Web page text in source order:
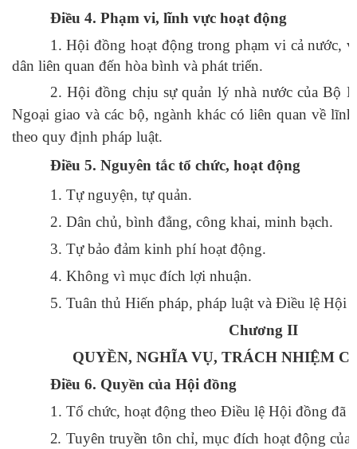
Điều 4. Phạm vi, lĩnh vực hoạt động
1. Hội đồng hoạt động trong phạm vi cả nước,
dân liên quan đến hòa bình và phát triển.
2. Hội đồng chịu sự quản lý nhà nước của Bộ
Ngoại giao và các bộ, ngành khác có liên quan về
theo quy định pháp luật.
Điều 5. Nguyên tắc tổ chức, hoạt động
1. Tự nguyện, tự quản.
2. Dân chủ, bình đẳng, công khai, minh bạch.
3. Tự bảo đảm kinh phí hoạt động.
4. Không vì mục đích lợi nhuận.
5. Tuân thủ Hiến pháp, pháp luật và Điều lệ Hội
Chương II
QUYỀN, NGHĨA VỤ, TRÁCH NHIỆM
Điều 6. Quyền của Hội đồng
1. Tổ chức, hoạt động theo Điều lệ Hội đồng đã
2. Tuyên truyền tôn chỉ, mục đích hoạt động